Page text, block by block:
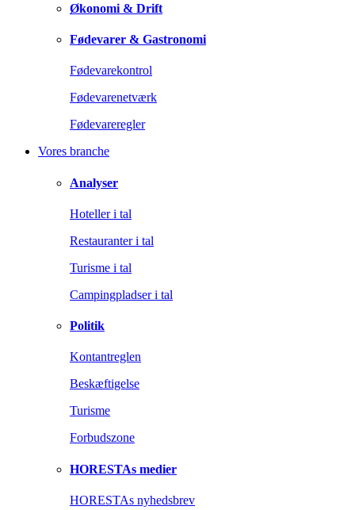
Økonomi & Drift
Fødevarer & Gastronomi
Fødevarekontrol
Fødevarenetværk
Fødevareregler
Vores branche
Analyser
Hoteller i tal
Restauranter i tal
Turisme i tal
Campingpladser i tal
Politik
Kontantreglen
Beskæftigelse
Turisme
Forbudszone
HORESTAs medier
HORESTAs nyhedsbrev